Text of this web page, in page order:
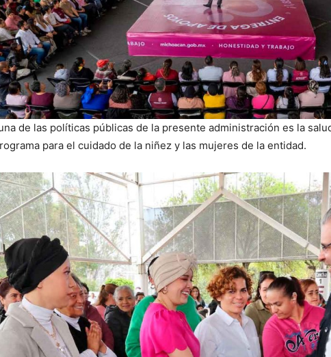
de las políticas públicas de la presente administración es la
para el cuidado de la niñez y las mujeres de la entidad.